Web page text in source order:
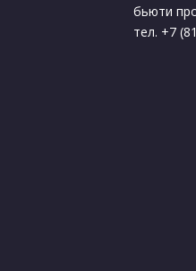
бьюти
тел. +7